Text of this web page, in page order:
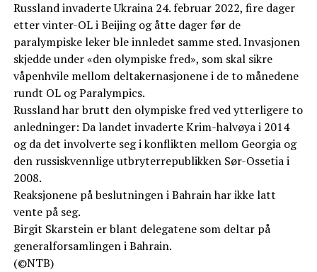
Russland invaderte Ukraina 24. februar 2022, fire dager
etter vinter-OL i Beijing og åtte dager før de
paralympiske leker ble innledet samme sted. Invasjonen
skjedde under «den olympiske fred», som skal sikre
våpenhvile mellom deltakernasjonene i de to månedene
rundt OL og Paralympics.
Russland har brutt den olympiske fred ved ytterligere to
anledninger: Da landet invaderte Krim-halvøya i 2014
og da det involverte seg i konflikten mellom Georgia og
den russiskvennlige utbryterrepublikken Sør-Ossetia i
2008.
Reaksjonene på beslutningen i Bahrain har ikke latt
vente på seg.
Birgit Skarstein er blant delegatene som deltar på
generalforsamlingen i Bahrain.
(©NTB)